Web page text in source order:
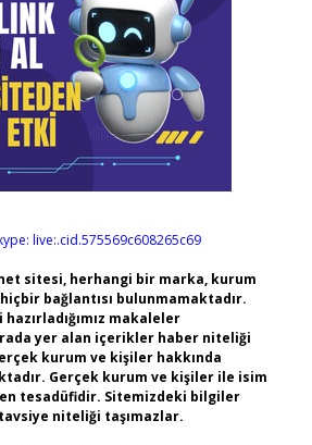
live:.cid.575569c608265c69
sitesi, herhangi bir marka, kurum
bağlantısı bulunmamaktadır.
makaleler
yer alan içerikler haber niteliği
kurum ve kişiler hakkında
Gerçek kurum ve kişiler ile isim
tesadüfidir. Sitemizdeki bilgiler
niteliği taşımazlar.